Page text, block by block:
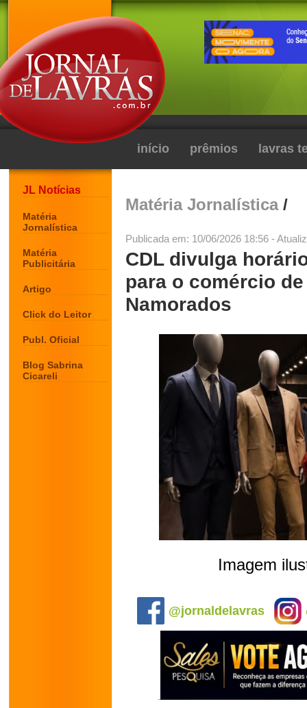
início prêmios lavras
JL Notícias
Matéria
Jornalística
Matéria
Publicitária
Artigo
Click do Leitor
Publ. Oficial
Blog Sabrina
Cicareli
Matéria Jornalística/
Publicada em: 10/06/2026 18:56 -
CDL divulga
para o comércio
Namorados
Imagem
@jornaldelavras